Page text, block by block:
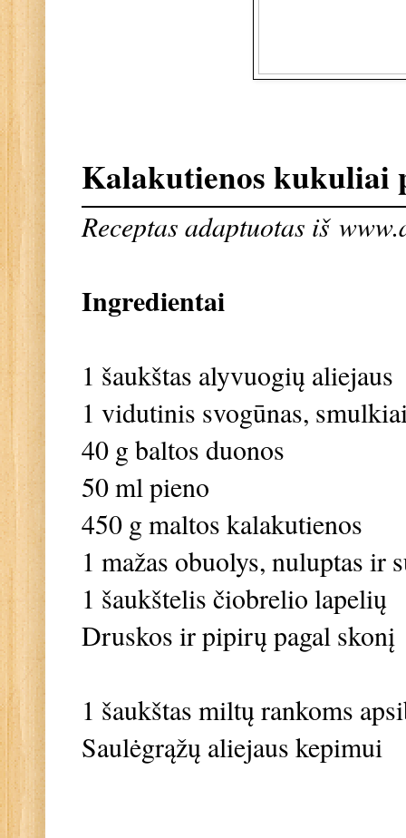
Kalakutienos kukuliai
Receptas adaptuotas iš
Ingredientai
1 šaukštas alyvuogių aliejaus
1 vidutinis svogūnas,
40 g baltos duonos
50 ml pieno
450 g maltos kalakutienos
1 mažas obuolys, nuluptas ir
1 šaukštelis čiobrelio lapelių
Druskos ir pipirų pagal skonį
1 šaukštas miltų rankoms
Saulėgrąžų aliejaus kepimui